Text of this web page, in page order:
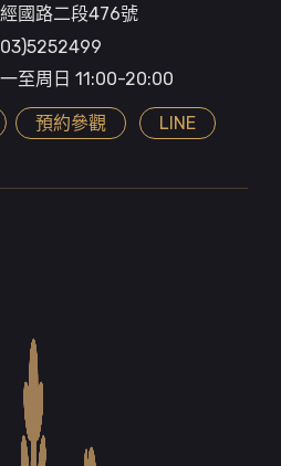
國路二段476號
至周日 11:00-20:00
預約參觀 LINE